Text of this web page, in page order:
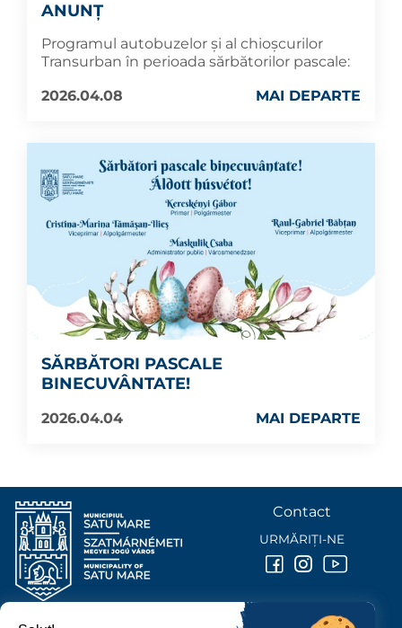
ANUNȚ
Programul autobuzelor și al chioșcurilor
Transurban în perioada sărbătorilor pascale:
2026.04.08
MAI DEPARTE
SĂRBĂTORI PASCALE
BINECUVÂNTATE!
2026.04.04 MAI DEPARTE
Contact
URMĂRIȚI-NE